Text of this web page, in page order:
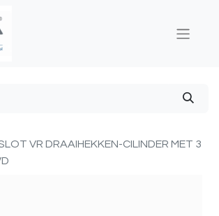
VR DRAAIHEKKEN-CILINDER MET 3